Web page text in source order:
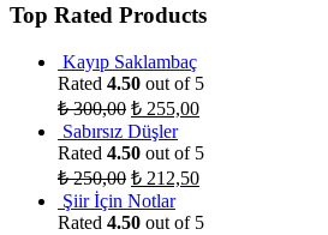
Top Rated Products
Kayıp Saklambaç
Rated 4.50 out of 5
₺300,00 ₺ 255,00
Sabırsız Düşler
Rated 4.50 out of 5
₺250,00 ₺ 212,50
Şiir İçin Notlar
Rated 4.50 out of 5